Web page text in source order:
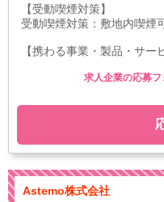
【受動喫煙対策】
受動喫煙対策：敷地内喫煙
【携わる事業・製品・サー
求人企業の応募
Astemo株式会社